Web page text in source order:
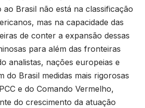
ao Brasil não está na classificação
mas na capacidade das
de conter a expansão dessas
para além das fronteiras
analistas, nações europeias e
do Brasil medidas mais rigorosas
e do Comando Vermelho,
do crescimento da atuação